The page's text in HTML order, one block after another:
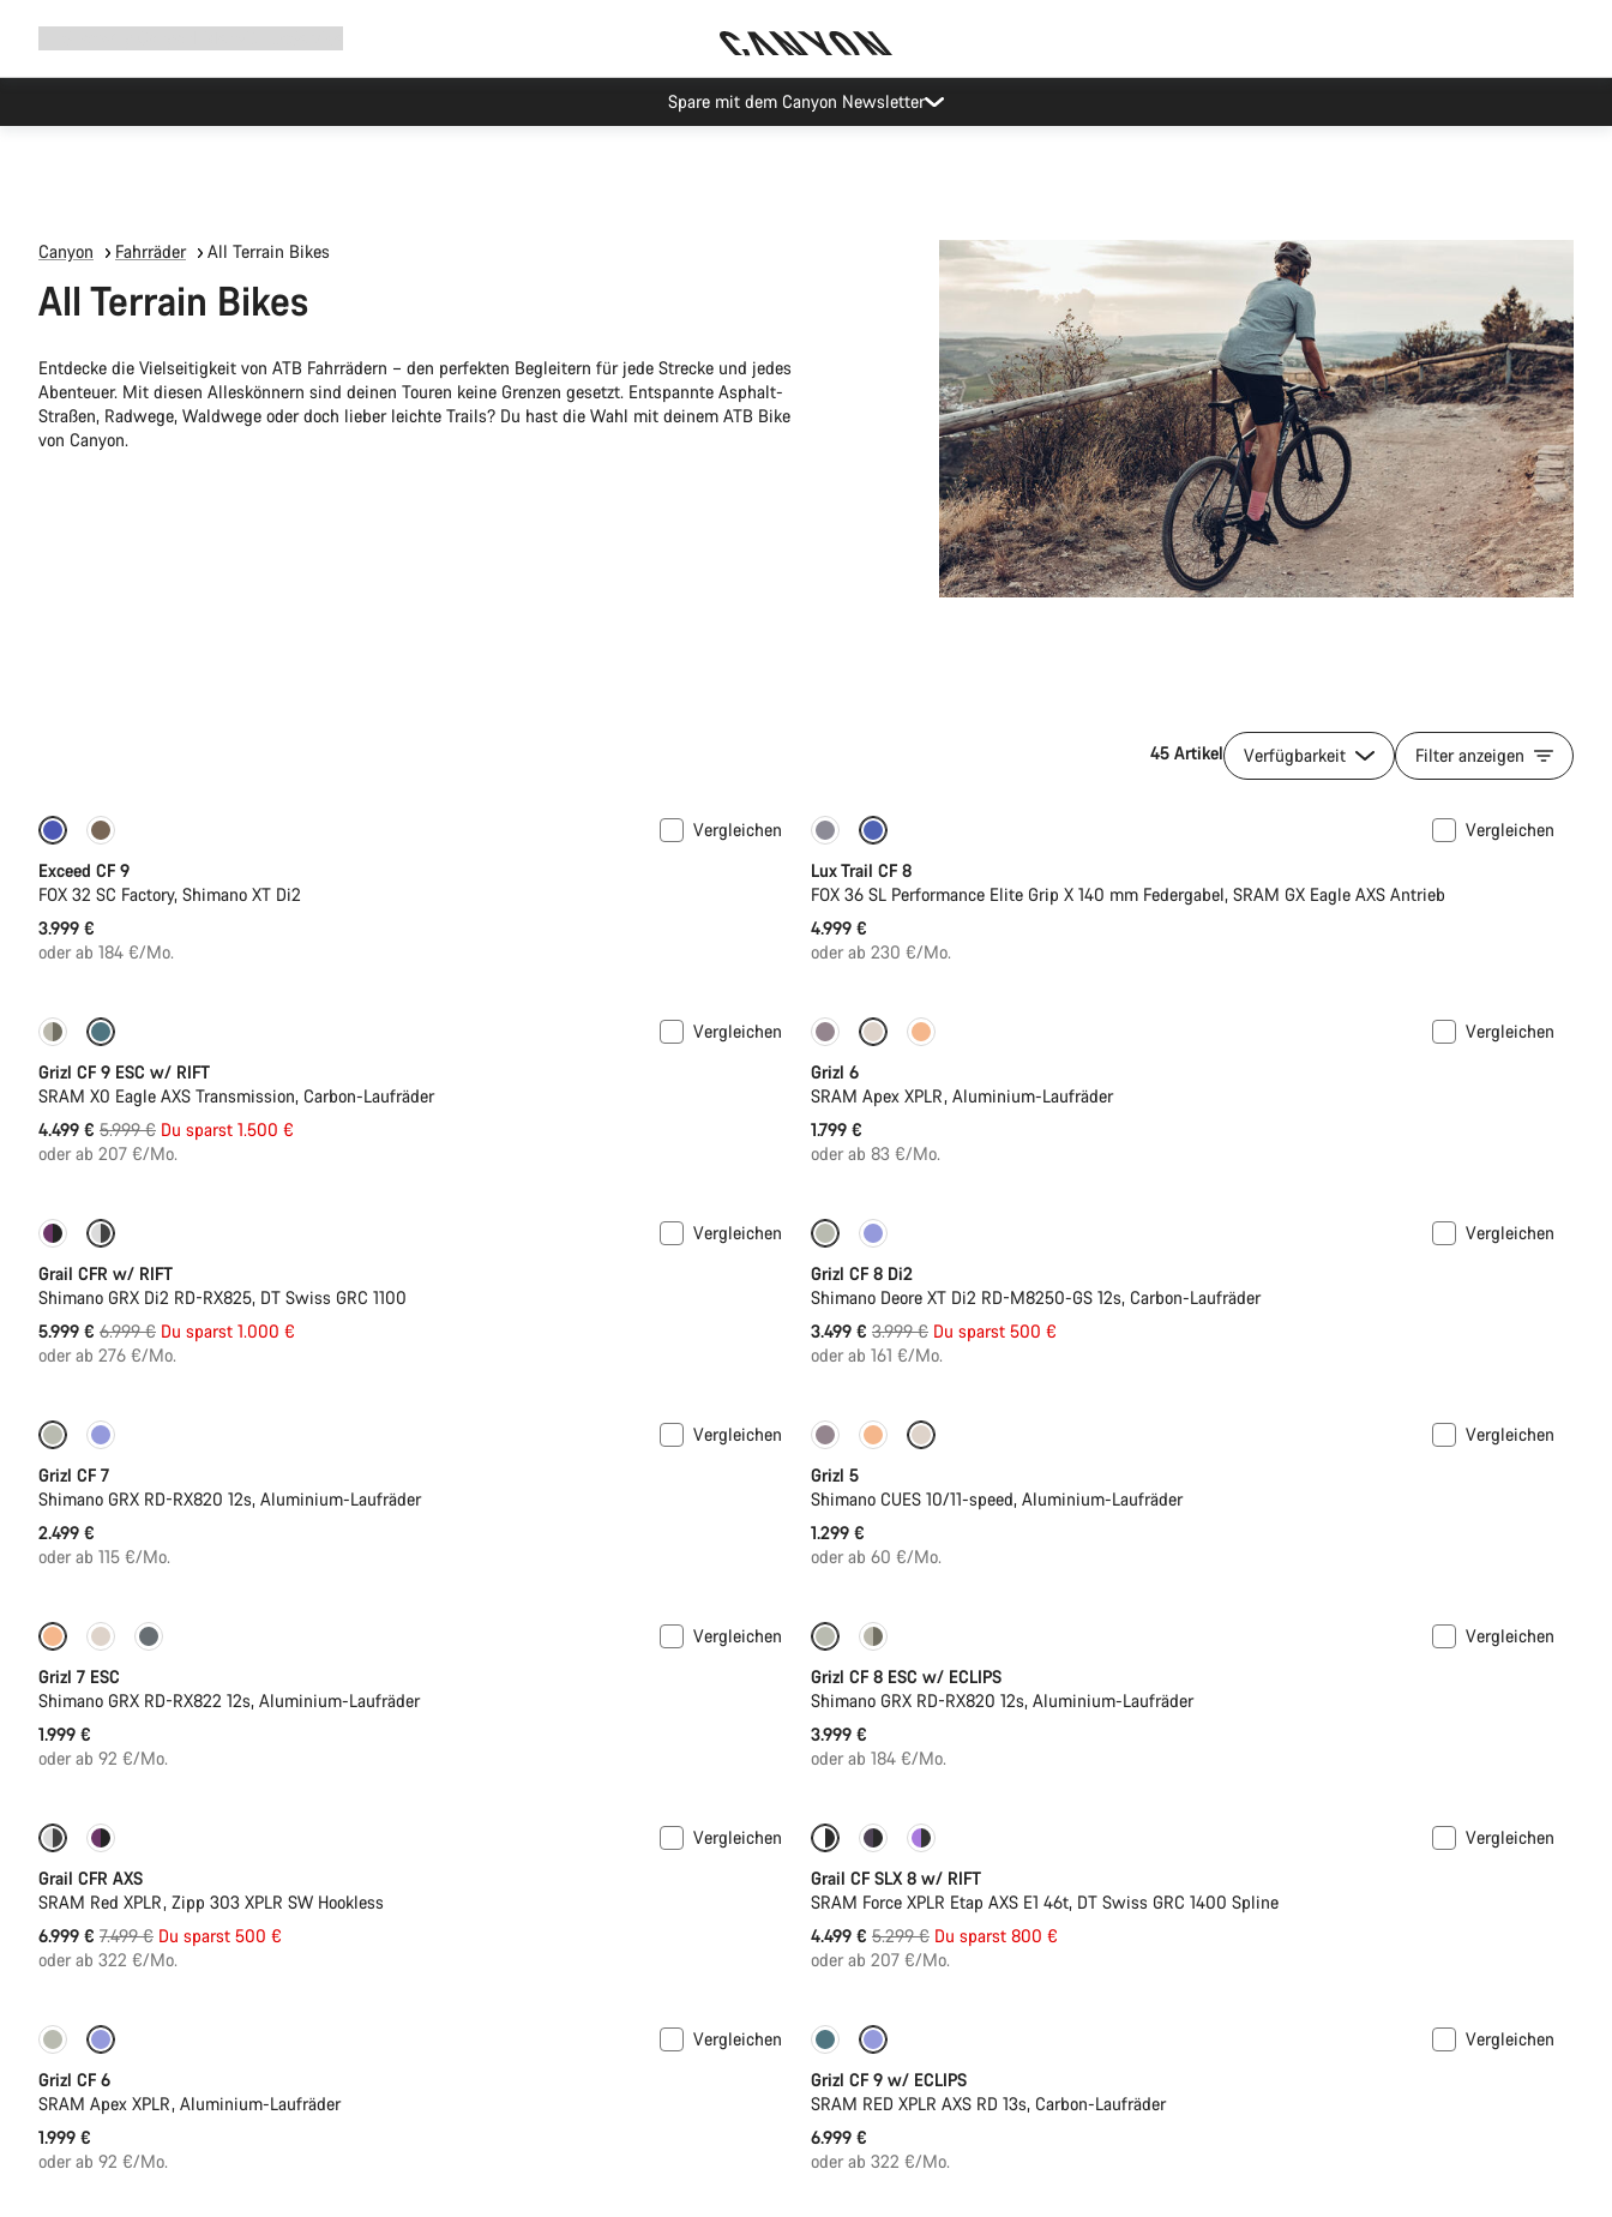
Spare mit dem Canyon Newsletter
Canyon Fahrräder All Terrain Bikes
All Terrain Bikes
Entdecke die Vielseitigkeit von ATB Fahrrädern – den perfekten Begleitern für jede Strecke und jedes
Abenteuer. Mit diesen Alleskönnern sind deinen Touren keine Grenzen gesetzt. Entspannte Asphalt-
Straßen, Radwege, Waldwege oder doch lieber leichte Trails? Du hast die Wahl mit deinem ATB Bike
von Canyon.
45 Artikel Verfügbarkeit Filter anzeigen
Dropper Post
Vergleichen
Exceed CF 9
FOX 32 SC Factory, Shimano XT Di2
3.999 €
oder ab 184 €/Mo.
Neu
Vergleichen
Lux Trail CF 8
FOX 36 SL Performance Elite Grip X 140 mm Federgabel, SRAM GX Eagle AXS Antrieb
4.999 €
oder ab 230 €/Mo.
-25%
Vergleichen
Grizl CF 9 ESC w/ RIFT
SRAM X0 Eagle AXS Transmission, Carbon-Laufräder
4.499 € Ursprungspreis
5.999 € Du sparst 1.500 €
oder ab 207 €/Mo.
Neue Verfügbarkeiten
Vergleichen
Grizl 6
SRAM Apex XPLR, Aluminium-Laufräder
1.799 €
oder ab 83 €/Mo.
-14%
Vergleichen
Grail CFR w/ RIFT
Shimano GRX Di2 RD-RX825, DT Swiss GRC 1100
5.999 € Ursprungspreis
6.999 € Du sparst 1.000 €
oder ab 276 €/Mo.
-13%
Vergleichen
Grizl CF 8 Di2
Shimano Deore XT Di2 RD-M8250-GS 12s, Carbon-Laufräder
3.499 € Ursprungspreis
3.999 € Du sparst 500 €
oder ab 161 €/Mo.
Vergleichen
Grizl CF 7
Shimano GRX RD-RX820 12s, Aluminium-Laufräder
2.499 €
oder ab 115 €/Mo.
Nur verfügbar in M | L
Vergleichen
Grizl 5
Shimano CUES 10/11-speed, Aluminium-Laufräder
1.299 €
oder ab 60 €/Mo.
Full Mounty
Vergleichen
Grizl 7 ESC
Shimano GRX RD-RX822 12s, Aluminium-Laufräder
1.999 €
oder ab 92 €/Mo.
Neue Verfügbarkeiten
Vergleichen
Grizl CF 8 ESC w/ ECLIPS
Shimano GRX RD-RX820 12s, Aluminium-Laufräder
3.999 €
oder ab 184 €/Mo.
-7%
Vergleichen
Grail CFR AXS
SRAM Red XPLR, Zipp 303 XPLR SW Hookless
6.999 € Ursprungspreis
7.499 € Du sparst 500 €
oder ab 322 €/Mo.
-15% Federung
Vergleichen
Grail CF SLX 8 w/ RIFT
SRAM Force XPLR Etap AXS E1 46t, DT Swiss GRC 1400 Spline
4.499 € Ursprungspreis
5.299 € Du sparst 800 €
oder ab 207 €/Mo.
Vergleichen
Grizl CF 6
SRAM Apex XPLR, Aluminium-Laufräder
1.999 €
oder ab 92 €/Mo.
Neue Verfügbarkeiten
Vergleichen
Grizl CF 9 w/ ECLIPS
SRAM RED XPLR AXS RD 13s, Carbon-Laufräder
6.999 €
oder ab 322 €/Mo.